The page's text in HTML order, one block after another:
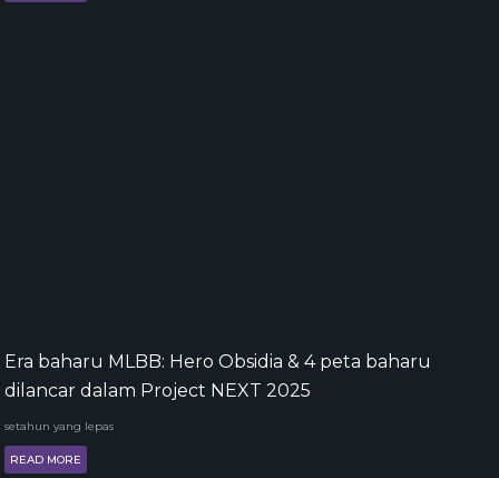
Era baharu MLBB: Hero Obsidia & 4 peta baharu
dilancar dalam Project NEXT 2025
setahun yang lepas
READ MORE